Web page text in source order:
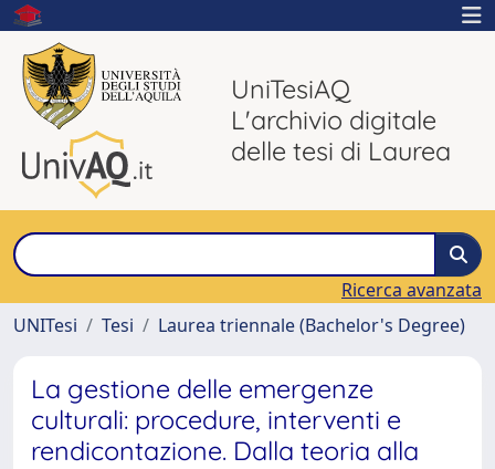
UniTesiAQ
L'archivio digitale
delle tesi di Laurea
Ricerca avanzata
UNITesi
Tesi Laurea triennale (Bachelor's Degree)
La gestione delle emergenze
culturali: procedure, interventi e
rendicontazione. Dalla teoria alla